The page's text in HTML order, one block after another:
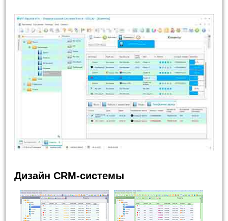
Дизайн CRM-системы